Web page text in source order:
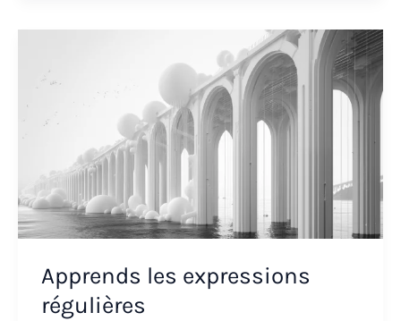
Apprends les expressions
régulières